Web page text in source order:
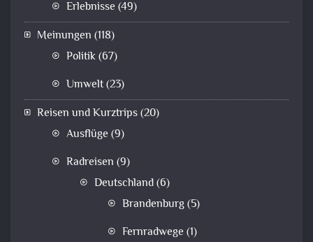
Erlebnisse (49)
Meinungen (118)
Politik(67)
Umwelt(23)
Reisen und Kurztrips(20)
Ausflüge (9)
Radreisen (9)
Deutschland(6)
Brandenburg(5)
Fernradwege (1)